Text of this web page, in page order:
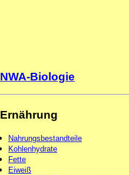
NWA-Biologie
Ernährung
Nahrungsbestandteile
Kohlenhydrate
Fette
Eiweiß